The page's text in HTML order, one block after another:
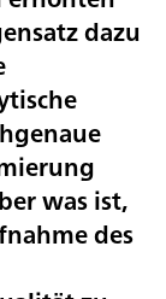
dazu
was ist,
des